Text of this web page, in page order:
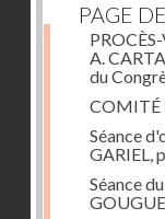
PAGE
A.
du
COMITÉ
Séance
GARIEL,
Séance